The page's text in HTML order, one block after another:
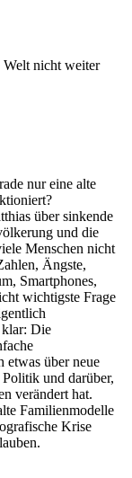
Welt nicht weiter
nur eine alte
über sinkende
und die
Menschen nicht
Ängste,
Smartphones,
wichtigste Frage
Die
etwas über neue
und darüber,
verändert hat.
Familienmodelle
Krise